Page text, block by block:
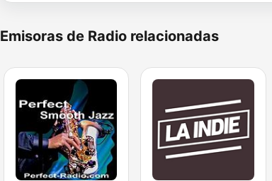
Emisoras de Radio relacionadas